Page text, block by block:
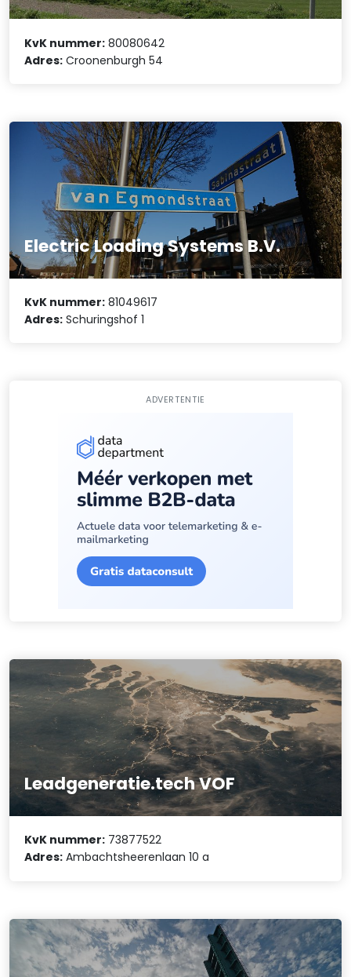
KvK nummer: 80080642
Adres: Croonenburgh 54
Electric Loading Systems B.V.
KvK nummer: 81049617
Adres: Schuringshof 1
ADVERTENTIE
Leadgeneratie.tech VOF
KvK nummer: 73877522
Adres: Ambachtsheerenlaan 10 a